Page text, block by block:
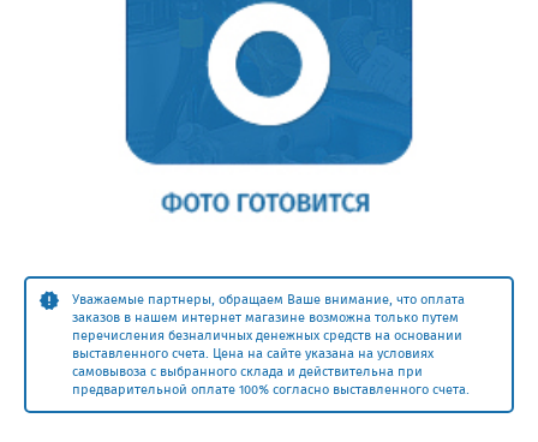
Уважаемые партнеры, обращаем Ваше внимание, что оплата
заказов в нашем интернет магазине возможна только путем
перечисления безналичных денежных средств на основании
выставленного счета. Цена на сайте указана на условиях
самовывоза с выбранного склада и действительна при
предварительной оплате 100% согласно выставленного счета.